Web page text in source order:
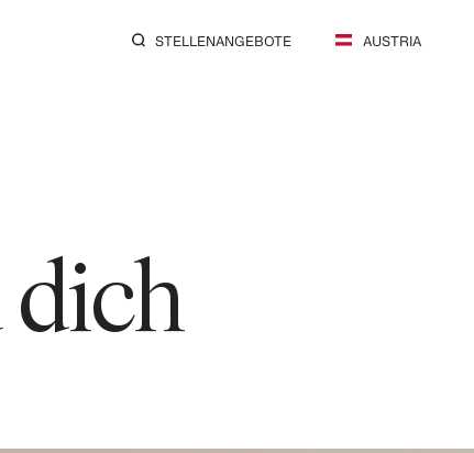
STELLENANGEBOTE AUSTRIA
dich